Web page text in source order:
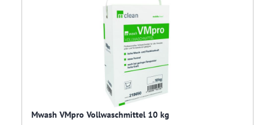
Mwash VMpro Vollwaschmittel 10 kg